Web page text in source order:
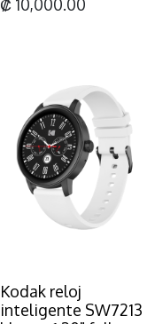
₡ 10,000.00
Kodak reloj
inteligente SW7213